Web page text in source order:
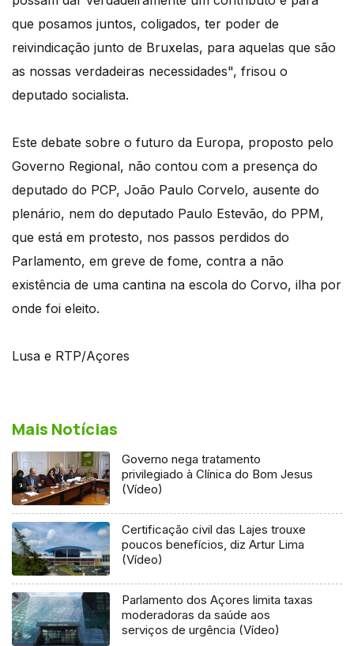
que posamos juntos, coligados, ter poder de
reivindicação junto de Bruxelas, para aquelas que são
as nossas verdadeiras necessidades", frisou o
deputado socialista.
Este debate sobre o futuro da Europa, proposto pelo
Governo Regional, não contou com a presença do
deputado do PCP, João Paulo Corvelo, ausente do
plenário, nem do deputado Paulo Estevão, do PPM,
que está em protesto, nos passos perdidos do
Parlamento, em greve de fome, contra a não
existência de uma cantina na escola do Corvo, ilha por
onde foi eleito.
Lusa e RTP/Açores
Mais Notícias
Governo nega tratamento
privilegiado à Clínica do Bom Jesus
(Vídeo)
Certificação civil das Lajes trouxe
poucos benefícios, diz Artur Lima
(Vídeo)
Parlamento dos Açores limita taxas
moderadoras da saúde aos
serviços de urgência (Vídeo)